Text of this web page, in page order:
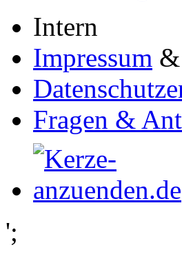
Intern
Impressum &
Fragen &
';